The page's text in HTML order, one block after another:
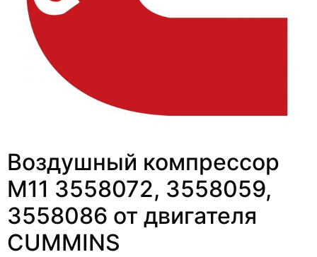
Воздушный компрессор
M11 3558072, 3558059,
3558086 от двигателя
CUMMINS